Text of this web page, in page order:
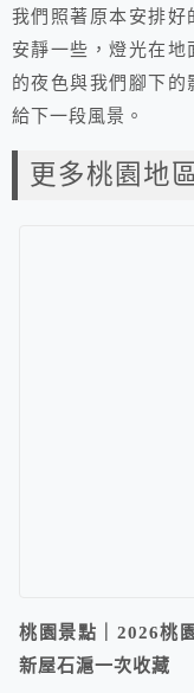
我們照著原本安排好
安靜一些，燈光在地
的夜色與我們腳下的
給下一段風景。
更多桃園地
桃園景點｜2026桃
新屋石滬一次收藏